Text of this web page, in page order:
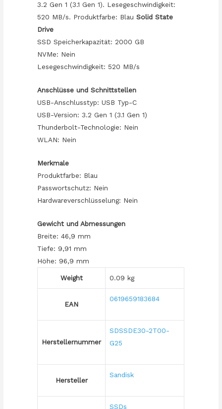
3.2 Gen 1 (3.1 Gen 1). Lesegeschwindigkeit:
520 MB/s. Produktfarbe: BlauSolid State
Drive
SSD Speicherkapazität: 2000 GB
NVMe: Nein
Lesegeschwindigkeit: 520 MB/s
Anschlüsse und Schnittstellen
USB-Anschlusstyp: USB Typ-C
USB-Version: 3.2 Gen 1 (3.1 Gen 1)
Thunderbolt-Technologie: Nein
WLAN: Nein
Merkmale
Produktfarbe: Blau
Passwortschutz: Nein
Hardwareverschlüsselung: Nein
Gewicht und Abmessungen
Breite: 46,9 mm
Tiefe: 9,91 mm
Höhe: 96,9 mm
Weight 0.09 kg
EAN
0619659183684
Herstellernummer
SDSSDE30-2T00-
G25
Hersteller
Sandisk
SSDs